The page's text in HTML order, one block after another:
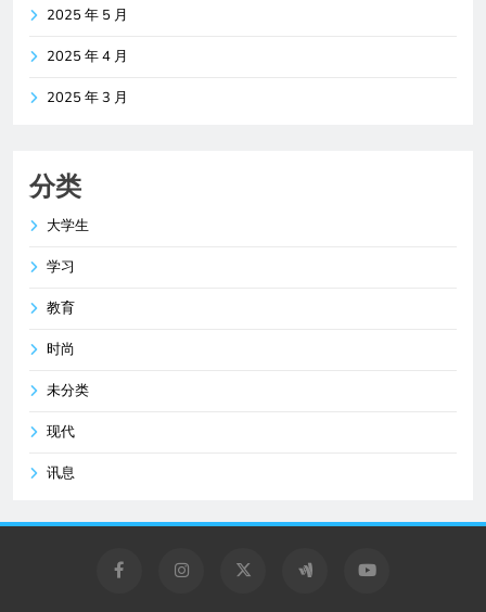
2025 年 5 月
2025 年 4 月
2025 年 3 月
分类
大学生
学习
教育
时尚
未分类
现代
讯息